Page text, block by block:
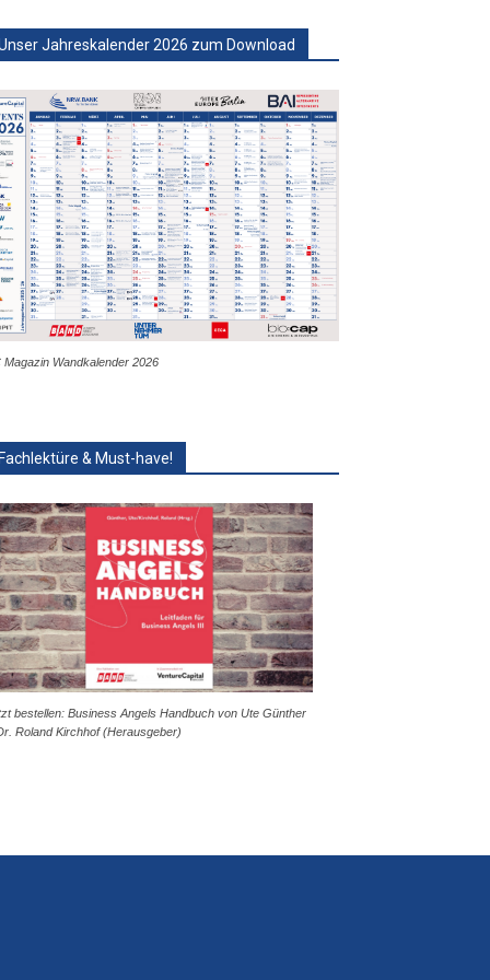
Jahreskalender 2026 zum Download
Magazin Wandkalender 2026
& Must-have!
bestellen: Business Angels Handbuch von Ute Günther
Roland Kirchhof (Herausgeber)